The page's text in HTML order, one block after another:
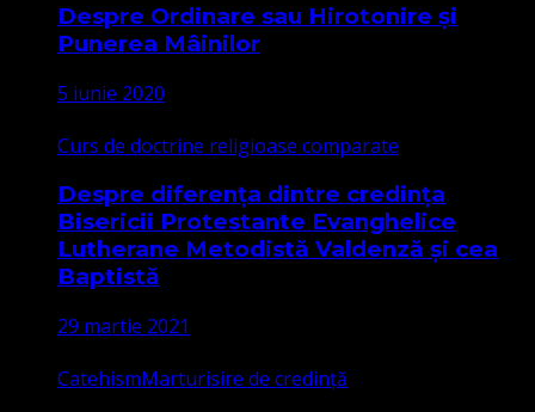
Despre Ordinare sau Hirotonire și
Punerea Mâinilor
5 iunie 2020
Curs de doctrine religioase comparate
Despre diferența dintre credința
Bisericii Protestante Evanghelice
Lutherane Metodistă Valdenză și cea
Baptistă
29 martie 2021
CatehismMarturisire de credință